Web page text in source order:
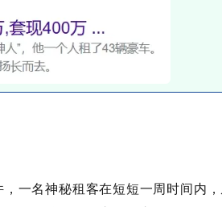
一名神秘租客在短短一周时间内